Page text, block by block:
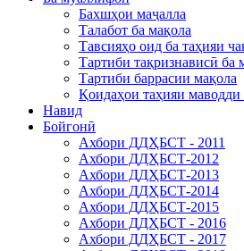
Бахшҳои маҷалла
Талабот ба мақола
Тавсияҳо оид ба таҳияи
Тартиби тақризнависӣ ба
Тартиби баррасии мақола
Қоидаҳои таҳияи
Навид
Бойгонӣ
Ахбори ДДҲБСТ - 2011
Ахбори ДДҲБСТ-2012
Ахбори ДДҲБСТ-2013
Ахбори ДДҲБСТ-2014
Ахбори ДДҲБСТ-2015
Ахбори ДДҲБСТ - 2016
Ахбори ДДҲБСТ - 2017